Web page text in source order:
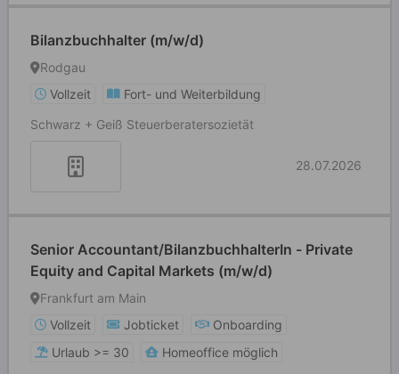
Bilanzbuchhalter (m/w/d)
Rodgau
Vollzeit
Fort- und Weiterbildung
Schwarz + Geiß Steuerberatersozietät
28.07.2026
Senior Accountant/BilanzbuchhalterIn - Private
Equity and Capital Markets (m/w/d)
Frankfurt am Main
Vollzeit
Jobticket
Onboarding
Urlaub >= 30
Homeoffice möglich